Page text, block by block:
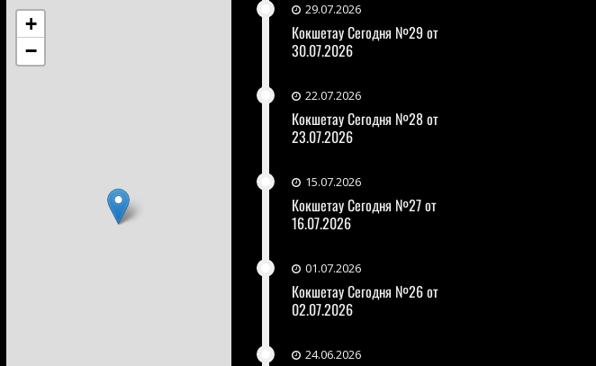
+
−
29.07.2026
Кокшетау Сегодня №29 от
30.07.2026
22.07.2026
Кокшетау Сегодня №28 от
23.07.2026
15.07.2026
Кокшетау Сегодня №27 от
16.07.2026
01.07.2026
Кокшетау Сегодня №26 от
02.07.2026
24.06.2026